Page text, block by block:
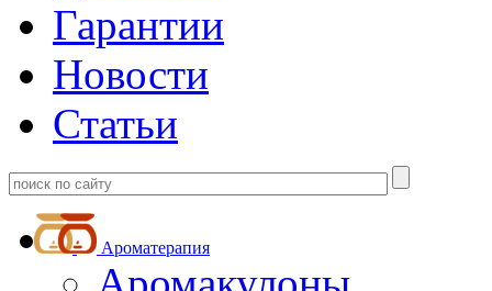
Гарантии
Новости
Статьи
Ароматерапия